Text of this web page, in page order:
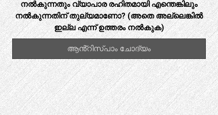
നൽകുന്നതും വ്യാപാര രഹിതമായി എന്തെങ്കിലും
നൽകുന്നതിന് തുല്യമാണോ? (അതെ അല്ലെങ്കിൽ
ഇല്ല എന്ന് ഉത്തരം നൽകുക)